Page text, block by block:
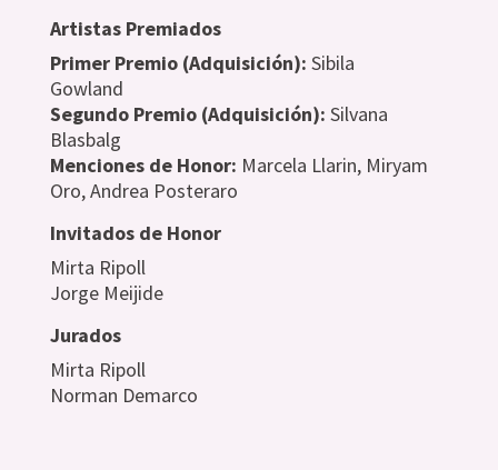
Artistas Premiados
Primer Premio (Adquisición): Sibila
Gowland
Segundo Premio (Adquisición): Silvana
Blasbalg
Menciones de Honor: Marcela Llarin, Miryam
Oro, Andrea Posteraro
Invitados de Honor
Mirta Ripoll
Jorge Meijide
Jurados
Mirta Ripoll
Norman Demarco